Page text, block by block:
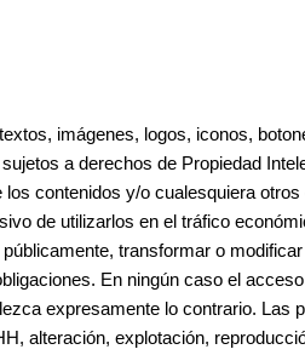
imágenes, logos, iconos,
a derechos de Propiedad
contenidos y/o cualesquiera otros
de utilizarlos en el tráfico
transformar o
En ningún caso el
expresamente lo contrario. Las
alteración, explotación,